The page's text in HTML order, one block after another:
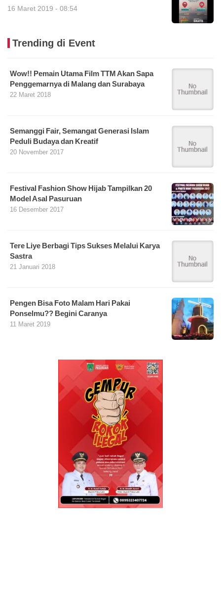
16 Maret 2019 - 08:54
Trending di Event
Wow!! Pemain Utama Film TTM Akan Sapa
Penggemarnya di Malang dan Surabaya
22 Maret 2018
Semanggi Fair, Semangat Generasi Islam
Peduli Budaya dan Kreatif
20 November 2017
Festival Fashion Show Hijab Tampilkan 20
Model Asal Pasuruan
16 Desember 2017
Tere Liye Berbagi Tips Sukses Melalui Karya
Sastra
21 Januari 2018
Pengen Bisa Foto Malam Hari Pakai
Ponselmu?? Begini Caranya
11 Maret 2019